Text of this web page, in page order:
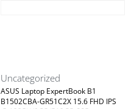
Uncategorized
ASUS Laptop ExpertBook B1
B1502CBA-GR51C2X 15.6 FHD IPS